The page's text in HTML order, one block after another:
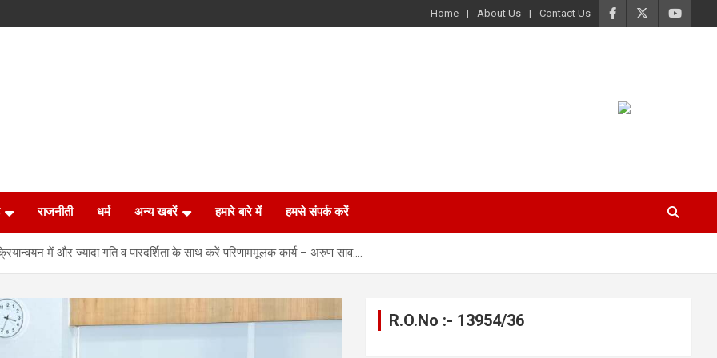
Home About Us Contact Us
राजनीती धर्म अन्य खबरें हमारे बारे में हमसे संपर्क करें
में और ज्यादा गति व पारदर्शिता के साथ करें परिणाममूलक कार्य – अरुण साव….
R.O.No :- 13954/36